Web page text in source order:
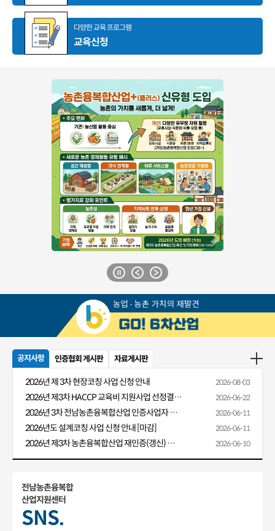
다양한 교육 프로그램
교육신청
공지사항 인증협회 게시판 자료게시판
2026년 제 3차 현장코칭 사업 신청 안내 2026-08-03
2026년 제3차 HACCP 교육비 지원사업 선정결과 알림 2026-06-22
2026년 3차 전남농촌융복합산업 인증사업자 HACCP 교육비 지원 안내 2026-06-11
2026년도 설계코칭 사업 신청 안내 [마감] 2026-06-11
2026년 제3차 농촌융복합산업 재인증(갱신) 신청 안내 2026-06-10
전남농촌융복합
산업지원센터
SNS.